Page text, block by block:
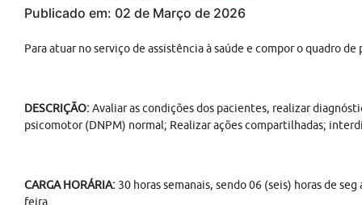
Publicado em: 02 de Março de 2026
Para atuar no serviço de assistência à saúde e compor o quadro
DESCRIÇÃO:Avaliar as condições dos pacientes, realizar
psicomotor (DNPM) normal; Realizar ações compartilhadas;
CARGA HORÁRIA: 30 horas semanais, sendo 06 (seis) horas de seg
feira